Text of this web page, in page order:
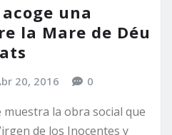
una
la Mare de Déu
20, 2016 0
muestra la obra social que
de los Inocentes y